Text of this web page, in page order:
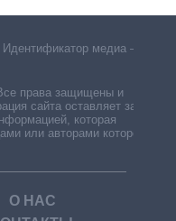
медиа –
права защищены и
сайта оставляет за
которая
или авторами которой
О НАС